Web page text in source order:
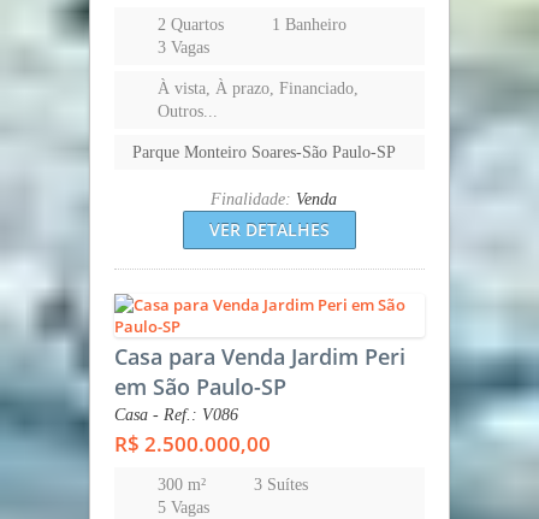
2 Quartos
1 Banheiro
3 Vagas
À vista, À prazo, Financiado,
Outros...
Parque Monteiro Soares-São Paulo-SP
Finalidade: Venda
VER DETALHES
Casa para Venda Jardim Peri
em São Paulo-SP
Casa - Ref.: V086
R$ 2.500.000,00
300 m²
3 Suítes
5 Vagas